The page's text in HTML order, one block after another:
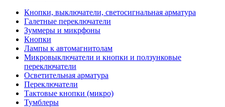
Кнопки, выключатели, светосигнальная арматура
Галетные переключатели
Зуммеры и микрфоны
Кнопки
Лампы к автомагнитолам
Микровыключатели и кнопки и ползунковые
переключатели
Осветительная арматура
Переключатели
Тактовые кнопки (микро)
Тумблеры